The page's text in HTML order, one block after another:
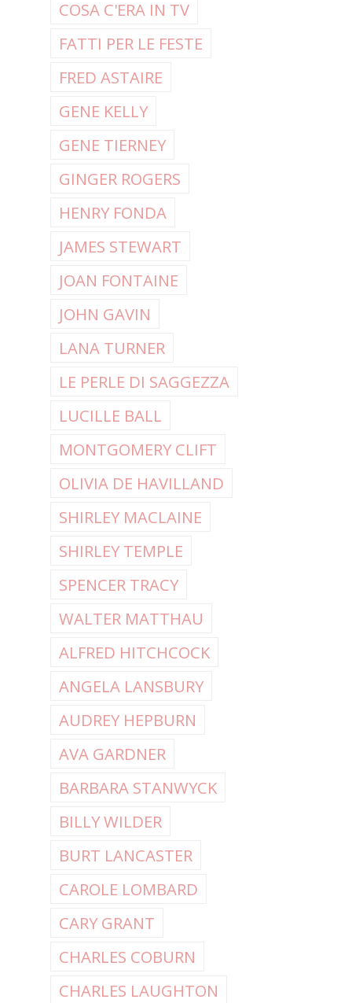
COSA C'ERA IN TV
FATTI PER LE FESTE
FRED ASTAIRE
GENE KELLY
GENE TIERNEY
GINGER ROGERS
HENRY FONDA
JAMES STEWART
JOAN FONTAINE
JOHN GAVIN
LANA TURNER
LE PERLE DI SAGGEZZA
LUCILLE BALL
MONTGOMERY CLIFT
OLIVIA DE HAVILLAND
SHIRLEY MACLAINE
SHIRLEY TEMPLE
SPENCER TRACY
WALTER MATTHAU
ALFRED HITCHCOCK
ANGELA LANSBURY
AUDREY HEPBURN
AVA GARDNER
BARBARA STANWYCK
BILLY WILDER
BURT LANCASTER
CAROLE LOMBARD
CARY GRANT
CHARLES COBURN
CHARLES LAUGHTON